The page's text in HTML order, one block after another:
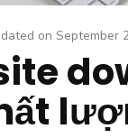
on September